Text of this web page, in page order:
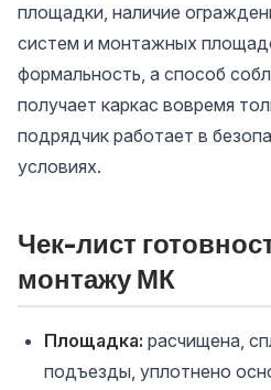
площадки, наличие
систем и монтажных
формальность, а способ
получает каркас вовремя
подрядчик работает в
условиях.
Чек-лист
монтажу МК
Площадка: расчищена,
подъезды, уплотнено